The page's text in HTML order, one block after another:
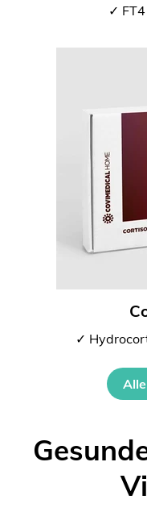
✓
✓